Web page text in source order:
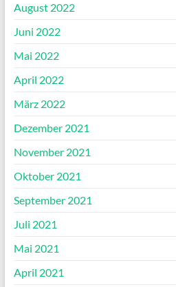
August 2022
Juni 2022
Mai 2022
April 2022
März 2022
Dezember 2021
November 2021
Oktober 2021
September 2021
Juli 2021
Mai 2021
April 2021